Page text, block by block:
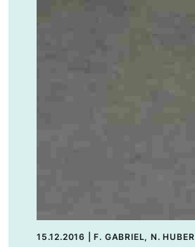
15.12.2016 |F. GABRIEL, N. HUBER